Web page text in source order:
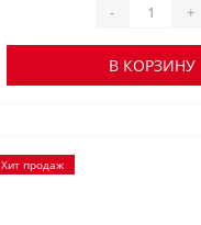
- +
В КОРЗИНУ
Хит продаж